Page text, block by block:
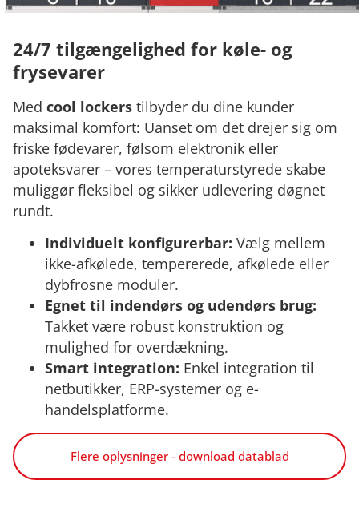
24/7 tilgængelighed for køle- og
frysevarer
Med cool lockers tilbyder du dine kunder
maksimal komfort: Uanset om det drejer sig om
friske fødevarer, følsom elektronik eller
apoteksvarer – vores temperaturstyrede skabe
muliggør fleksibel og sikker udlevering døgnet
rundt.
Individuelt konfigurerbar: Vælg mellem
ikke-afkølede, tempererede, afkølede eller
dybfrosne moduler.
Egnet til indendørs og udendørs brug:
Takket være robust konstruktion og
mulighed for overdækning.
Smart integration: Enkel integration til
netbutikker, ERP-systemer og e-
handelsplatforme.
Flere oplysninger - download datablad